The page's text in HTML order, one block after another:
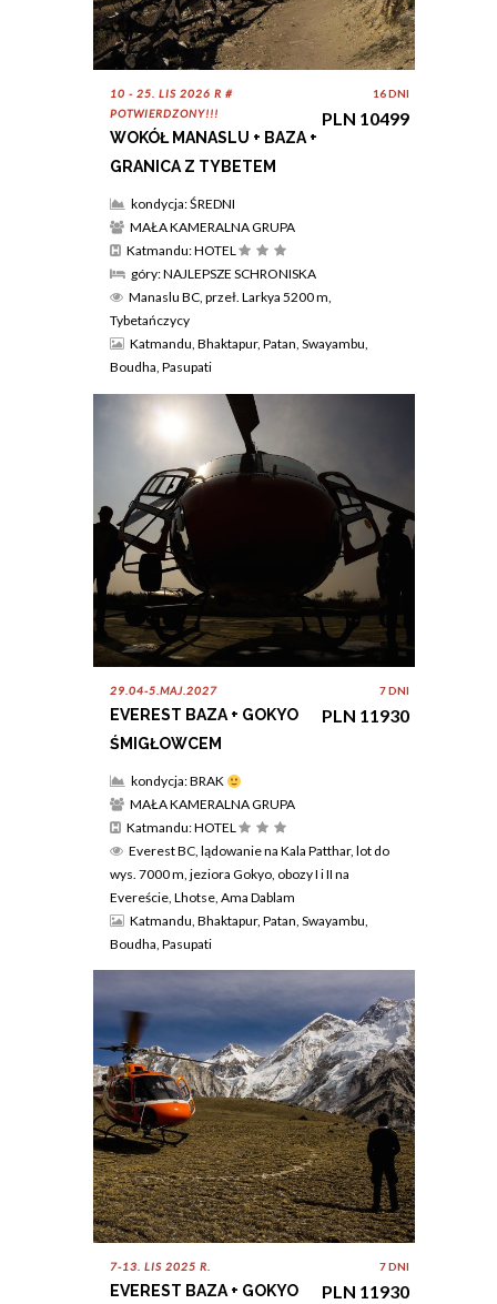
10 - 25. LIS 2026 R #
POTWIERDZONY!!!
WOKÓŁ MANASLU + BAZA +
GRANICA Z TYBETEM
16 DNI
PLN 10499
kondycja: ŚREDNI
MAŁA KAMERALNA GRUPA
Katmandu: HOTEL
góry: NAJLEPSZE SCHRONISKA
Manaslu BC, przeł. Larkya 5200 m,
Tybetańczycy
Katmandu, Bhaktapur, Patan, Swayambu,
Boudha, Pasupati
29.04-5.MAJ.2027
EVEREST BAZA + GOKYO
ŚMIGŁOWCEM
7 DNI
PLN 11930
kondycja: BRAK
MAŁA KAMERALNA GRUPA
Katmandu: HOTEL
Everest BC, lądowanie na Kala Patthar, lot do
wys. 7000 m, jeziora Gokyo, obozy I i II na
Evereście, Lhotse, Ama Dablam
Katmandu, Bhaktapur, Patan, Swayambu,
Boudha, Pasupati
7-13. LIS 2025 R.
EVEREST BAZA + GOKYO
7 DNI
PLN 11930